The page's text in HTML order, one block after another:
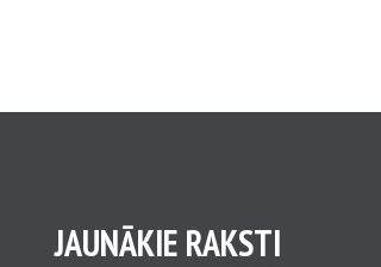
JAUNĀKIE RAKSTI